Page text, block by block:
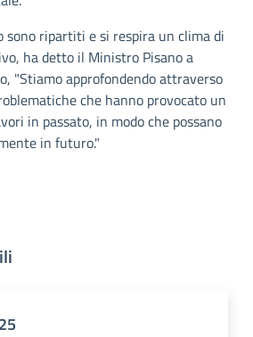
sono ripartiti e si respira un clima di
ha detto il Ministro Pisano a
"Stiamo approfondendo attraverso
che hanno provocato un
in passato, in modo che possano
in futuro."